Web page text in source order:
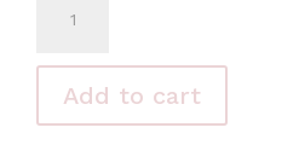
10x15
quantity
Add to cart